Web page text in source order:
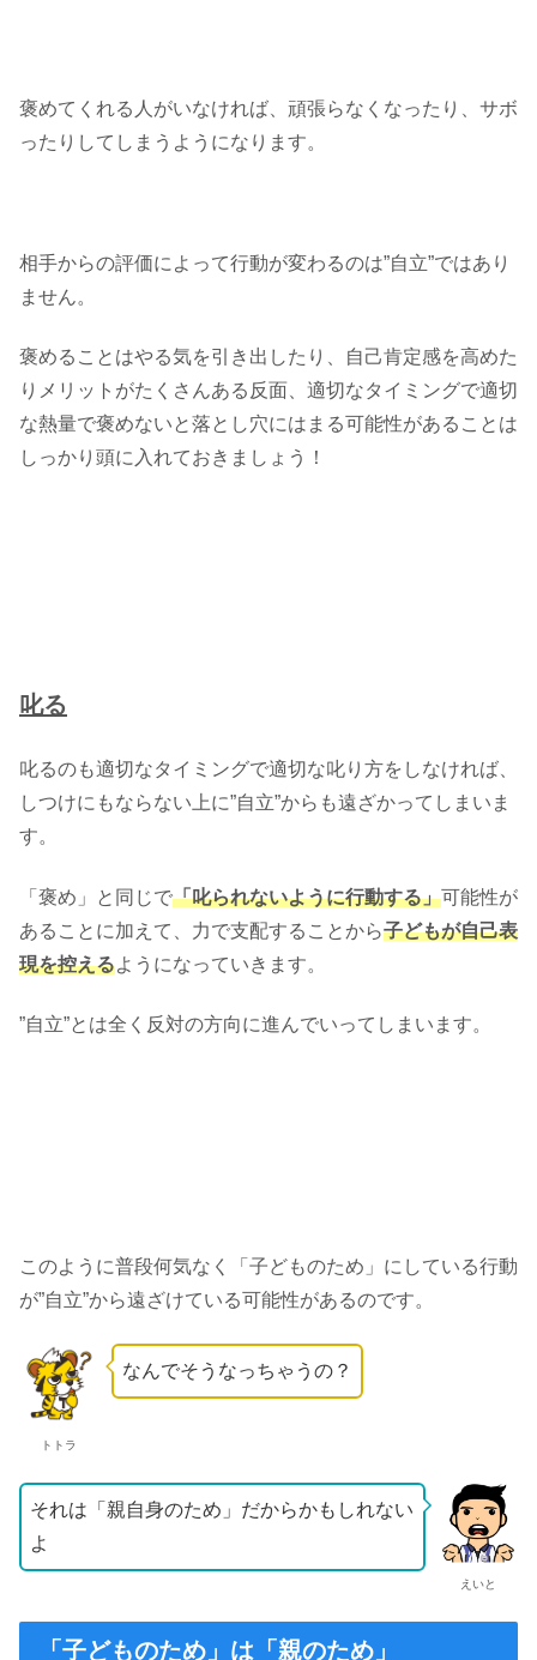
褒めてくれる人がいなければ、頑張らなくなったり、サボ
ったりしてしまうようになります。
相手からの評価によって行動が変わるのは”自立”ではあり
ません。
褒めることはやる気を引き出したり、自己肯定感を高めた
りメリットがたくさんある反面、適切なタイミングで適切
な熱量で褒めないと落とし穴にはまる可能性があることは
しっかり頭に入れておきましょう！
叱る
叱るのも適切なタイミングで適切な叱り方をしなければ、
しつけにもならない上に”自立”からも遠ざかってしまいま
す。
「褒め」と同じで「叱られないように行動する」可能性が
あることに加えて、力で支配することから子どもが自己表
現を控えるようになっていきます。
”自立”とは全く反対の方向に進んでいってしまいます。
このように普段何気なく「子どものため」にしている行動
が”自立”から遠ざけている可能性があるのです。
トトラ
なんでそうなっちゃうの？
えいと
それは「親自身のため」だからかもしれない
よ
「子どものため」は「親のため」